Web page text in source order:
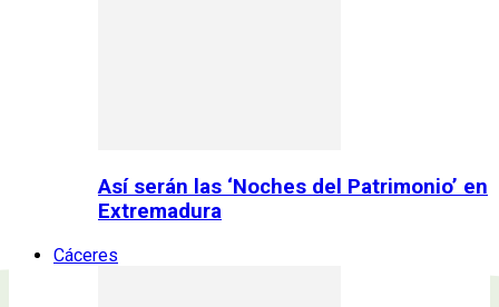
Así serán las ‘Noches del Patrimonio’ en
Extremadura
Cáceres